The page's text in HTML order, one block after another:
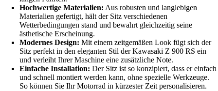
Hochwertige Materialien: Aus robusten und langlebigen
Materialien gefertigt, hält der Sitz verschiedenen
Wetterbedingungen stand und bewahrt gleichzeitig seine
ästhetische Erscheinung.
Modernes Design: Mit einem zeitgemäßen Look fügt sich der
Sitz perfekt in den eleganten Stil der Kawasaki Z 900 RS ein
und verleiht Ihrer Maschine eine zusätzliche Note.
Einfache Installation: Der Sitz ist so konzipiert, dass er einfach
und schnell montiert werden kann, ohne spezielle Werkzeuge.
So können Sie Ihr Motorrad in kürzester Zeit personalisieren.